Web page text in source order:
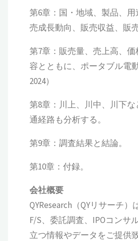
第6章：国・地域、製品、
売成長動向、販売収益、販
第7章：販売量、売上高、
容とともに、ポータブル電
2024）
第8章：川上、川中、川下
通経路も分析する。
第9章：調査結果と結論。
第10章：付録。
会社概要
QYResearch（QYリサーチ
F/S、委託調査、IPOコンサ
立つ情報やデータをご提供